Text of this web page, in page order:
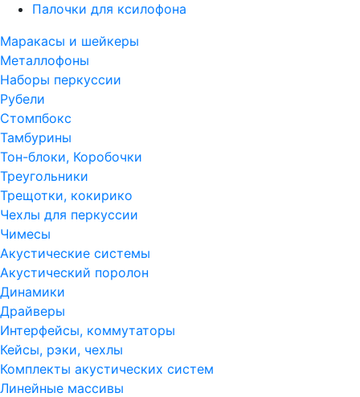
Палочки для ксилофона
Маракасы и шейкеры
Металлофоны
Наборы перкуссии
Рубели
Стомпбокс
Тамбурины
Тон-блоки, Коробочки
Треугольники
Трещотки, кокирико
Чехлы для перкуссии
Чимесы
Акустические системы
Акустический поролон
Динамики
Драйверы
Интерфейсы, коммутаторы
Кейсы, рэки, чехлы
Комплекты акустических систем
Линейные массивы